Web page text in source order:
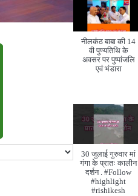
नीलकंठ बाबा की 14
वी पुण्यतिथि के
अवसर पर पुष्पांजलि
एवं भंडारा
30 जुलाई गुरुवार मां
गंगा के प्रातः कालीन
दर्शन . #Follow
#highlight
#rishikesh